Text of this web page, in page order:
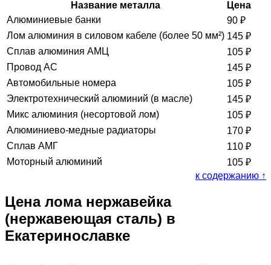
Название металла
Цена
Алюминиевые банки
90 ₽
Лом алюминия в силовом кабеле (более 50 мм²) 145 ₽
Сплав алюминия АМЦ
105 ₽
Провод АС
145 ₽
Автомобильные номера
105 ₽
Электротехнический алюминий (в масле)
145 ₽
Микс алюминия (несортовой лом)
105 ₽
Алюминиево-медные радиаторы
170 ₽
Сплав АМГ
110 ₽
Моторный алюминий
105 ₽
к содержанию ↑
Цена лома нержавейка
(нержавеющая сталь) в
Екатеринославке